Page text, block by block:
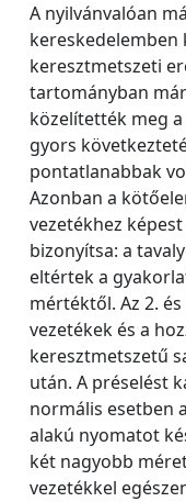
A nyilvánvalóan
keresztmetszeti
tartományban
közelítették meg
gyors
pontatlanabbak
Azonban a
vezetékhez
bizonyítsa: a
eltértek a
mértéktől. Az 2.
vezetékek és a
keresztmetszetű
után. A préselést
normális esetben
alakú nyomatot
két nagyobb
vezetékkel